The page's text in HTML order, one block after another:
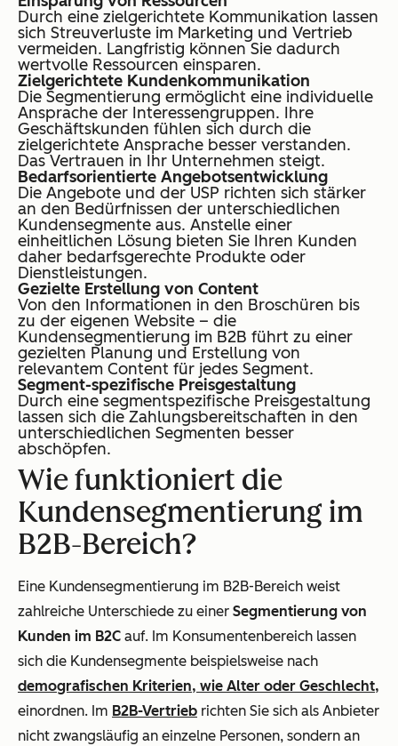
Durch eine zielgerichtete Kommunikation lassen
sich Streuverluste im Marketing und Vertrieb
vermeiden. Langfristig können Sie dadurch
wertvolle Ressourcen einsparen.
Zielgerichtete Kundenkommunikation
Die Segmentierung ermöglicht eine individuelle
Ansprache der Interessengruppen. Ihre
Geschäftskunden fühlen sich durch die
zielgerichtete Ansprache besser verstanden.
Das Vertrauen in Ihr Unternehmen steigt.
Bedarfsorientierte Angebotsentwicklung
Die Angebote und der USP richten sich stärker
an den Bedürfnissen der unterschiedlichen
Kundensegmente aus. Anstelle einer
einheitlichen Lösung bieten Sie Ihren Kunden
daher bedarfsgerechte Produkte oder
Dienstleistungen.
Gezielte Erstellung von Content
Von den Informationen in den Broschüren bis
zu der eigenen Website – die
Kundensegmentierung im B2B führt zu einer
gezielten Planung und Erstellung von
relevantem Content für jedes Segment.
Segment-spezifische Preisgestaltung
Durch eine segmentspezifische Preisgestaltung
lassen sich die Zahlungsbereitschaften in den
unterschiedlichen Segmenten besser
abschöpfen.
Wie funktioniert die
Kundensegmentierung im
B2B-Bereich?
Eine Kundensegmentierung im B2B-Bereich weist
zahlreiche Unterschiede zu einer Segmentierung von
Kunden im B2C auf. Im Konsumentenbereich lassen
sich die Kundensegmente beispielsweise nach
demografischen Kriterien, wie Alter oder Geschlecht,
einordnen. Im B2B-Vertrieb richten Sie sich als Anbieter
nicht zwangsläufig an einzelne Personen, sondern an